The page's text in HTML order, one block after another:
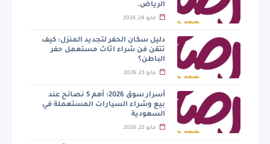
الرياض.
مايو 24, 2026
دليل سكان الحفر لتجديد المنزل: كيف
تتقن فن شراء اثاث مستعمل حفر
الباطن؟
مايو 23, 2026
أسرار سوق 2026: أهم 5 نصائح عند
بيع وشراء السيارات المستعملة في
السعودية
مايو 22, 2026